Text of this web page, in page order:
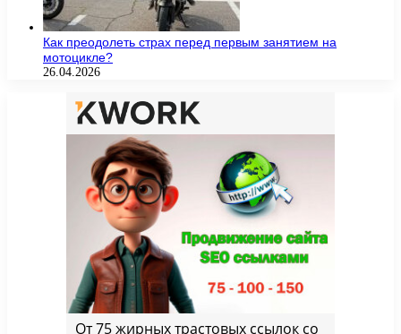
Как преодолеть страх перед первым занятием на
мотоцикле?
26.04.2026